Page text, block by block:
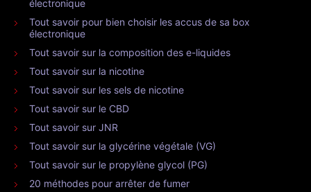
électronique
Tout savoir pour bien choisir les accus de sa box
électronique
Tout savoir sur la composition des e-liquides
Tout savoir sur la nicotine
Tout savoir sur les sels de nicotine
Tout savoir sur le CBD
Tout savoir sur JNR
Tout savoir sur la glycérine végétale (VG)
Tout savoir sur le propylène glycol (PG)
20 méthodes pour arrêter de fumer